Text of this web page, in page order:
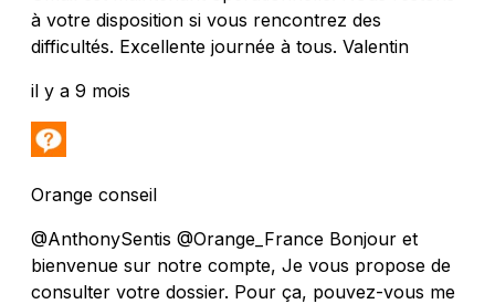
à votre disposition si vous rencontrez des
difficultés. Excellente journée à tous. Valentin
il y a 9 mois
Orange conseil
@AnthonySentis @Orange_France Bonjour et
bienvenue sur notre compte, Je vous propose de
consulter votre dossier. Pour ça, pouvez-vous me